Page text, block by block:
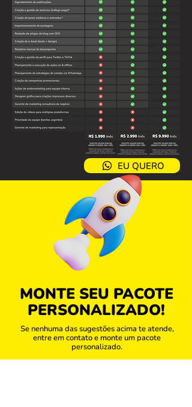
EU QUERO
MONTE SEU PACOTE
PERSONALIZADO!
Se nenhuma das sugestões acima te atende,
entre em contato e monte um pacote
personalizado.